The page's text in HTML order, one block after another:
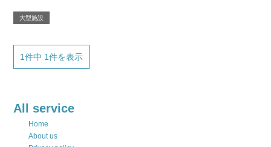
大型施設
1件中 1件を表示
All service
Home
About us